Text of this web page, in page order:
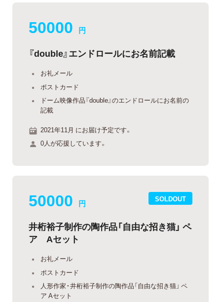
50000 円
『double』エンドロールにお名前記載
お礼メール
ポストカード
ドーム映像作品『double』のエンドロールにお名前の
記載
2021年11月 にお届け予定です。
0人が応援しています。
SOLDOUT
50000 円
井桁裕子制作の陶作品「自由な招き猫」 ペ
ア Aセット
お礼メール
ポストカード
人形作家・井桁裕子制作の陶作品「自由な招き猫」 ペ
ア Aセット